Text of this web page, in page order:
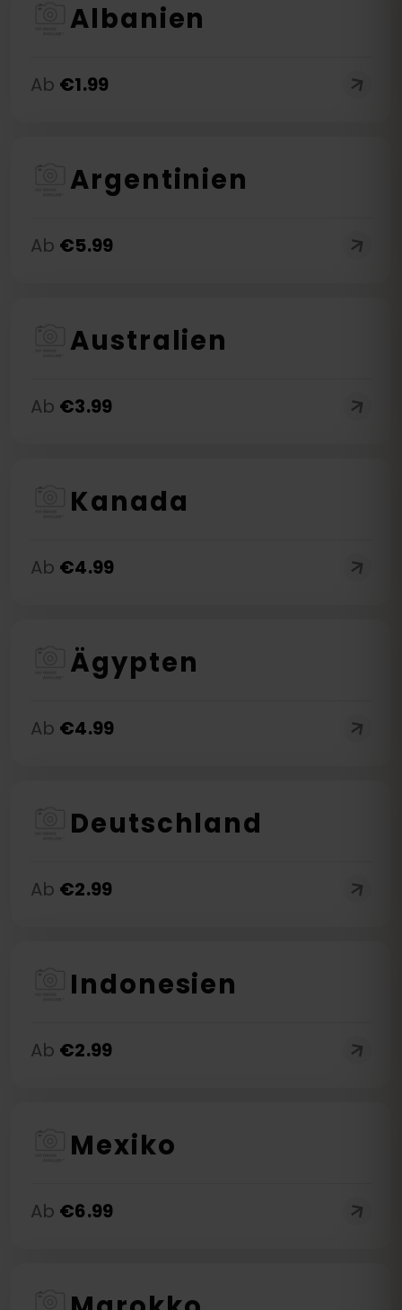
Albanien
Ab €1.99
Argentinien
Ab €5.99
Australien
Ab €3.99
Kanada
Ab €4.99
Ägypten
Ab €4.99
Deutschland
Ab €2.99
Indonesien
Ab €2.99
Mexiko
Ab €6.99